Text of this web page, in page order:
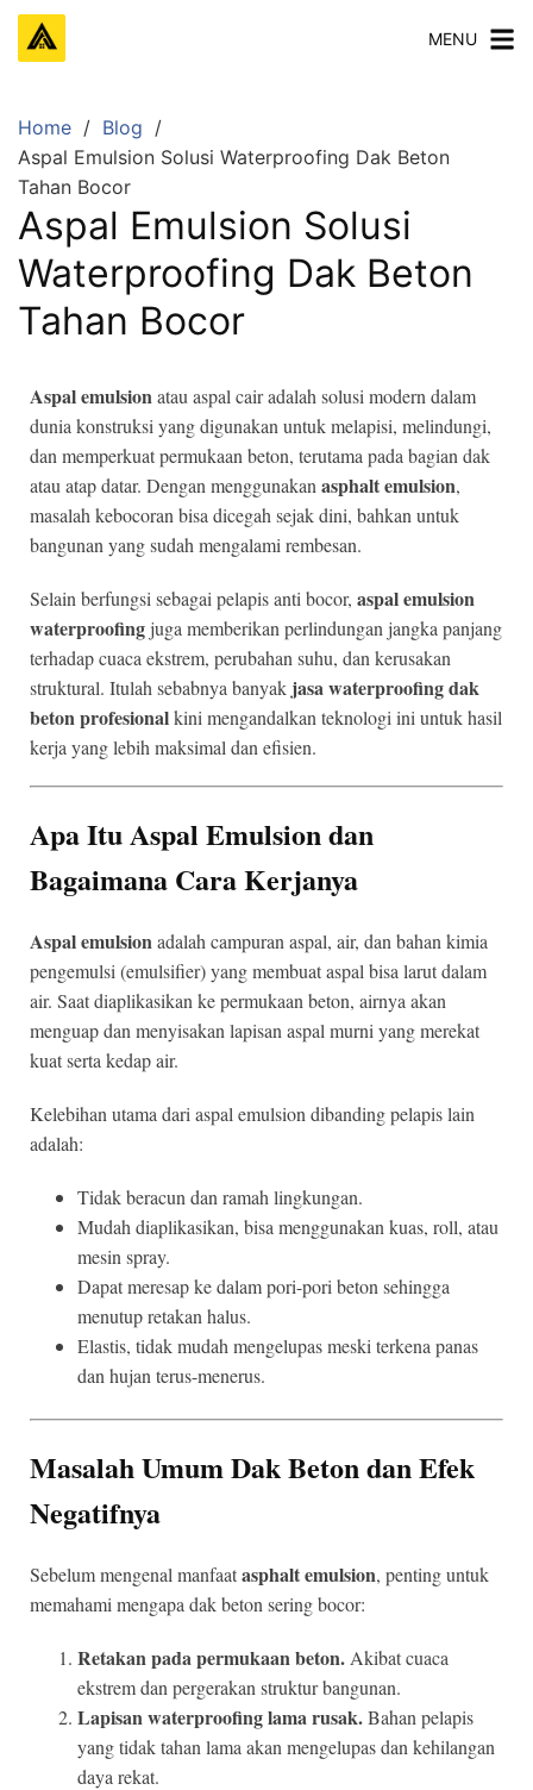
MENU
Home
Blog
Aspal Emulsion Solusi Waterproofing Dak Beton
Tahan Bocor
Aspal Emulsion Solusi
Waterproofing Dak Beton
Tahan Bocor
Aspal emulsionatau aspal cair adalah solusi modern dalam
dunia konstruksi yang digunakan untuk melapisi, melindungi,
dan memperkuat permukaan beton, terutama pada bagian dak
atau atap datar. Dengan menggunakan asphalt emulsion,
masalah kebocoran bisa dicegah sejak dini, bahkan untuk
bangunan yang sudah mengalami rembesan.
Selain berfungsi sebagai pelapis anti bocor, aspal emulsion
waterproofing juga memberikan perlindungan jangka panjang
terhadap cuaca ekstrem, perubahan suhu, dan kerusakan
struktural. Itulah sebabnya banyak jasa waterproofing dak
beton profesionalkini mengandalkan teknologi ini untuk hasil
kerja yang lebih maksimal dan efisien.
Apa Itu Aspal Emulsion dan
Bagaimana Cara Kerjanya
Aspal emulsionadalah campuran aspal, air, dan bahan kimia
pengemulsi (emulsifier) yang membuat aspal bisa larut dalam
air. Saat diaplikasikan ke permukaan beton, airnya akan
menguap dan menyisakan lapisan aspal murni yang merekat
kuat serta kedap air.
Kelebihan utama dari aspal emulsion dibanding pelapis lain
adalah:
Tidak beracun dan ramah lingkungan.
Mudah diaplikasikan, bisa menggunakan kuas, roll, atau
mesin spray.
Dapat meresap ke dalam pori-pori beton sehingga
menutup retakan halus.
Elastis, tidak mudah mengelupas meski terkena panas
dan hujan terus-menerus.
Masalah Umum Dak Beton dan Efek
Negatifnya
Sebelum mengenal manfaatasphalt emulsion, penting untuk
memahami mengapa dak beton sering bocor:
Retakan pada permukaan beton. Akibat cuaca
ekstrem dan pergerakan struktur bangunan.
Lapisan waterproofing lama rusak.Bahan pelapis
yang tidak tahan lama akan mengelupas dan kehilangan
daya rekat.